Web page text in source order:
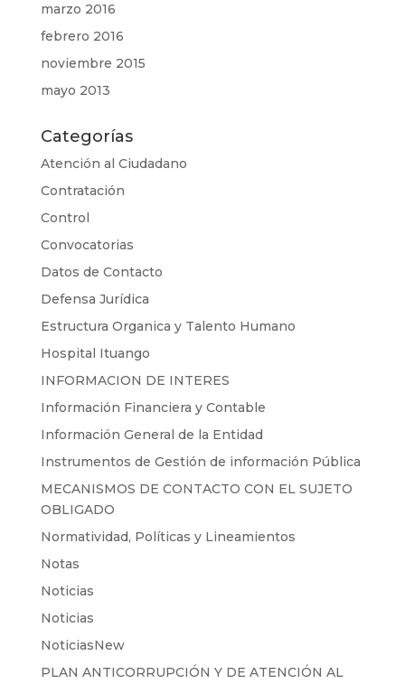
marzo 2016
febrero 2016
noviembre 2015
mayo 2013
Categorías
Atención al Ciudadano
Contratación
Control
Convocatorias
Datos de Contacto
Defensa Jurídica
Estructura Organica y Talento Humano
Hospital Ituango
INFORMACION DE INTERES
Información Financiera y Contable
Información General de la Entidad
Instrumentos de Gestión de información Pública
MECANISMOS DE CONTACTO CON EL SUJETO
OBLIGADO
Normatividad, Políticas y Lineamientos
Notas
Noticias
Noticias
NoticiasNew
PLAN ANTICORRUPCIÓN Y DE ATENCIÓN AL